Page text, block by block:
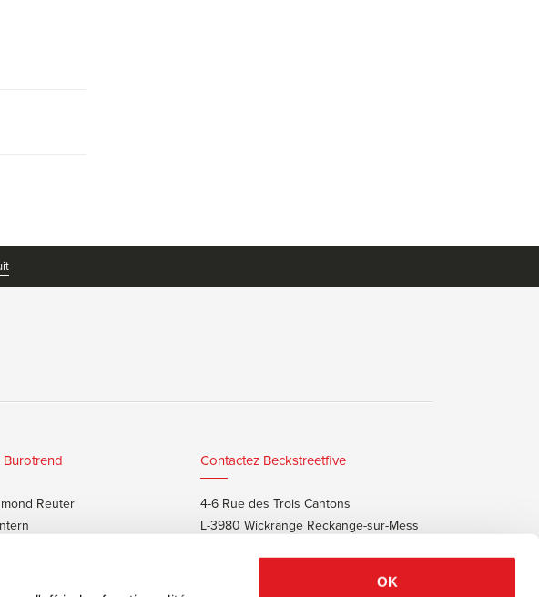
OK
Reuter
Contactez Beckstreetfive
4-6 Rue des Trois Cantons
L-3980 Wickrange Reckange-sur-Mess
+352 48 25 68 55